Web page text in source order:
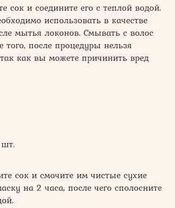
сок и соедините его с теплой водой.
использовать в качестве
мытья локонов. Смывать с волос
того, после процедуры нельзя
как вы можете причинить вред
сок и смочите им чистые сухие
на 2 часа, после чего сполосните